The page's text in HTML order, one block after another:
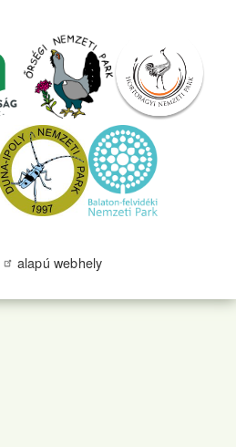
alapú webhely